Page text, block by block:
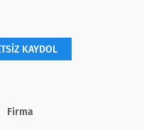
KAYDOL
Firma